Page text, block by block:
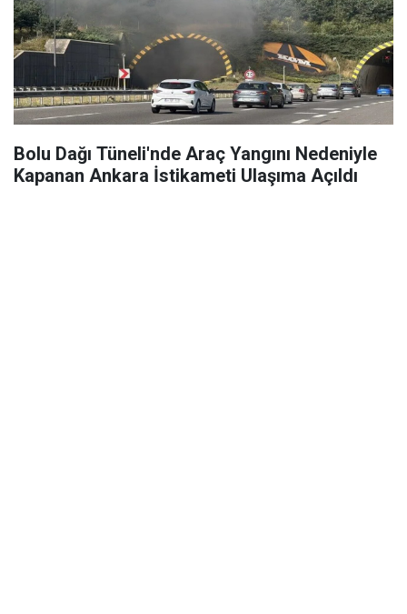
Bolu Dağı Tüneli'nde Araç Yangını Nedeniyle
Kapanan Ankara İstikameti Ulaşıma Açıldı